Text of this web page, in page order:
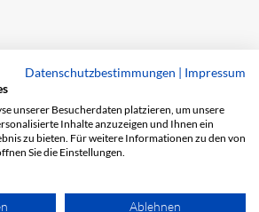
Datenschutzbestimmungen | Impressum
unserer Besucherdaten platzieren, um unsere
Inhalte anzuzeigen und Ihnen ein
zu bieten. Für weitere Informationen zu den von
Sie die Einstellungen.
Ablehnen